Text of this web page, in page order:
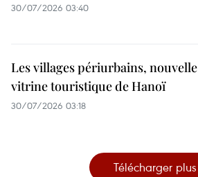
30/07/2026 03:40
Les villages périurbains, nouvelle
vitrine touristique de Hanoï
30/07/2026 03:18
Télécharger plus